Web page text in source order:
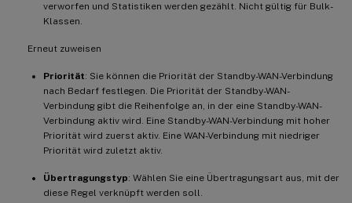
verworfen und Statistiken werden gezählt. Nicht gültig für Bulk-
Klassen.
Erneut zuweisen
Priorität: Sie können die Priorität der Standby-WAN-Verbindung
nach Bedarf festlegen. Die Priorität der Standby-WAN-
Verbindung gibt die Reihenfolge an, in der eine Standby-WAN-
Verbindung aktiv wird. Eine Standby-WAN-Verbindung mit hoher
Priorität wird zuerst aktiv. Eine WAN-Verbindung mit niedriger
Priorität wird zuletzt aktiv.
Übertragungstyp: Wählen Sie eine Übertragungsart aus, mit der
diese Regel verknüpft werden soll.